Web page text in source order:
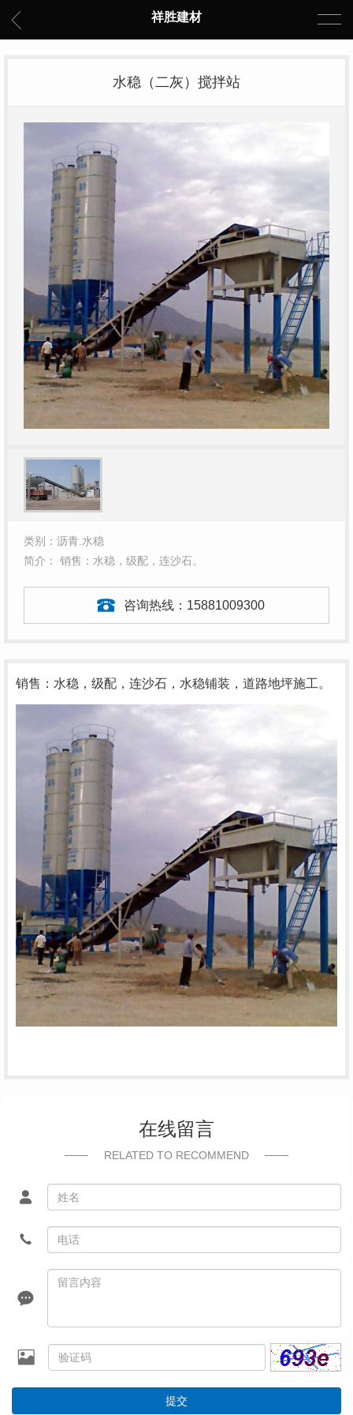
祥胜建材
水稳（二灰）搅拌站
类别：沥青.水稳
简介： 销售：水稳，级配，连沙石。
咨询热线： 15881009300
销售：水稳，级配，连沙石，水稳铺装，道路地坪施工。
在线留言
RELATED TO RECOMMEND
提交